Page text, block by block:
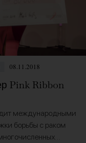
08.11.2018
Pink Ribbon
международными
борьбы с раком